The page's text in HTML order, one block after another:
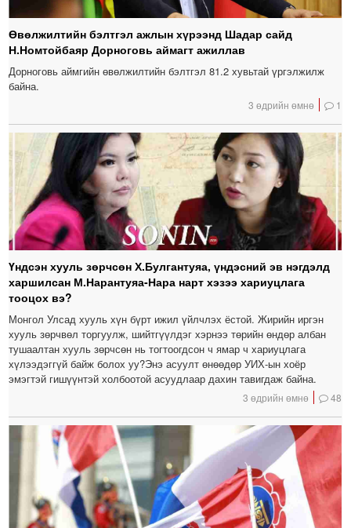
Өвөлжилтийн бэлтгэл ажлын хүрээнд Шадар сайд
Н.Номтойбаяр Дорноговь аймагт ажиллав
Дорноговь аймгийн өвөлжилтийн бэлтгэл 81.2 хувьтай үргэлжилж
байна.
3 өдрийн өмнө 1
Үндсэн хууль зөрчсөн Х.Булгантуяа, үндэсний эв нэгдэлд
харшилсан М.Нарантуяа-Нара нарт хэзээ хариуцлага
тооцох вэ?
Монгол Улсад хууль хүн бүрт ижил үйлчлэх ёстой. Жирийн иргэн
хууль зөрчвөл торгуулж, шийтгүүлдэг хэрнээ төрийн өндөр албан
тушаалтан хууль зөрчсөн нь тогтоогдсон ч ямар ч хариуцлага
хүлээдэггүй байж болох уу?Энэ асуулт өнөөдөр УИХ-ын хоёр
эмэгтэй гишүүнтэй холбоотой асуудлаар дахин тавигдаж байна.
3 өдрийн өмнө 48